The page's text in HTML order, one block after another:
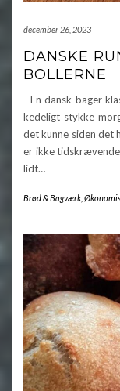
december 26, 2023
DANSKE
BOLLERNE
En dansk bager
kedeligt stykke
det kunne siden det
er ikke
lidt…
Brød & Bagværk